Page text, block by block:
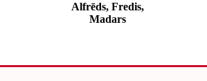
Alfrēds, Fredis,
Madars